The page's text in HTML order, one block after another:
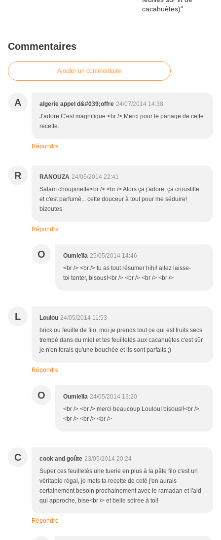
Commentaires
Ajouter un commentaire
A algerie appel d&#039;offre 24/07/2014 14:38
J'adore.C'est magnifique.<br /> Merci pour le partage de cette
recette.
Répondre
R RANOUZA 24/05/2014 22:41
Salam choupinette<br /> <br /> Alors ça j'adore, ça croustille
et c'est parfumé... cette douceur à tout pour me séduire!
bizoutes
Répondre
O Oumleïla 25/05/2014 14:46
<br /> <br /> tu as tout résumer hihi! allez laisse-
toi tenter, bisous!<br /> <br /> <br /> <br />
L Loulou 24/05/2014 11:53
brick ou feuille de filo, moi je prends tout ce qui est fruits secs
trempé dans du miel et tes feuilletés aux cacahuètes c'est sûr
je n'en ferais qu'une bouchée et ils sont parfaits ;)
Répondre
O Oumleïla 24/05/2014 13:20
<br /> <br /> merci beaucoup Loulou! bisous!!<br />
<br /> <br /> <br />
C cook and goûte 23/05/2014 20:24
Super ces feuilletés une tuerie en plus à la pâte filo c'est un
véritable régal, je mets ta recette de coté j'en aurais
certainement besoin prochainement avec le ramadan et l'aid
qui approche, bise<br /> et belle soirée à toi!
Répondre